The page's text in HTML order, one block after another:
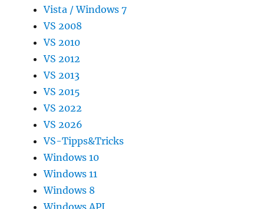
Vista / Windows 7
VS 2008
VS 2010
VS 2012
VS 2013
VS 2015
VS 2022
VS 2026
VS-Tipps&Tricks
Windows 10
Windows 11
Windows 8